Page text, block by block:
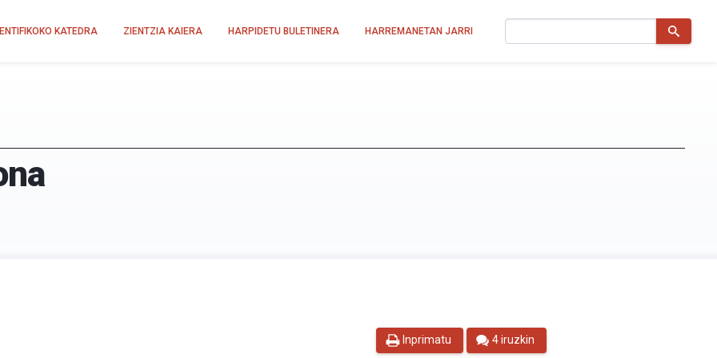
KATEDRA ZIENTZIA KAIERA HARPIDETU BULETINERA HARREMANETAN JARRI
Inprimatu 4 iruzkin